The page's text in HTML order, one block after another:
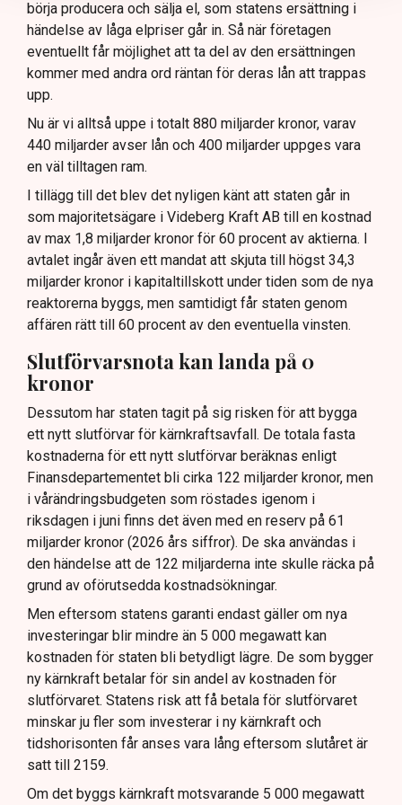
börja producera och sälja el, som statens ersättning i
händelse av låga elpriser går in. Så när företagen
eventuellt får möjlighet att ta del av den ersättningen
kommer med andra ord räntan för deras lån att trappas
upp.
Nu är vi alltså uppe i totalt 880 miljarder kronor, varav
440 miljarder avser lån och 400 miljarder uppges vara
en väl tilltagen ram.
I tillägg till det blev det nyligen känt att staten går in
som majoritetsägare i Videberg Kraft AB till en kostnad
av max 1,8 miljarder kronor för 60 procent av aktierna. I
avtalet ingår även ett mandat att skjuta till högst 34,3
miljarder kronor i kapitaltillskott under tiden som de nya
reaktorerna byggs, men samtidigt får staten genom
affären rätt till 60 procent av den eventuella vinsten.
Slutförvarsnota kan landa på 0
kronor
Dessutom har staten tagit på sig risken för att bygga
ett nytt slutförvar för kärnkraftsavfall. De totala fasta
kostnaderna för ett nytt slutförvar beräknas enligt
Finansdepartementet bli cirka 122 miljarder kronor, men
i vårändringsbudgeten som röstades igenom i
riksdagen i juni finns det även med en reserv på 61
miljarder kronor (2026 års siffror). De ska användas i
den händelse att de 122 miljarderna inte skulle räcka på
grund av oförutsedda kostnadsökningar.
Men eftersom statens garanti endast gäller om nya
investeringar blir mindre än 5 000 megawatt kan
kostnaden för staten bli betydligt lägre. De som bygger
ny kärnkraft betalar för sin andel av kostnaden för
slutförvaret. Statens risk att få betala för slutförvaret
minskar ju fler som investerar i ny kärnkraft och
tidshorisonten får anses vara lång eftersom slutåret är
satt till 2159.
Om det byggs kärnkraft motsvarande 5 000 megawatt